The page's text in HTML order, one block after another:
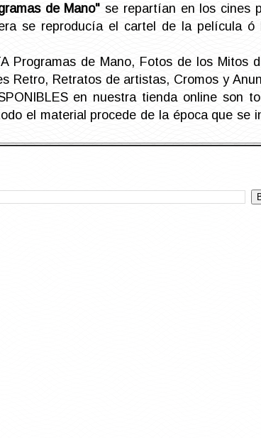
de Mano" se repartían en los cines
se reproducía el cartel de la película
Programas de Mano, Fotos de los Mitos
Retro, Retratos de artistas, Cromos y
en nuestra tienda online son
el material procede de la época que se